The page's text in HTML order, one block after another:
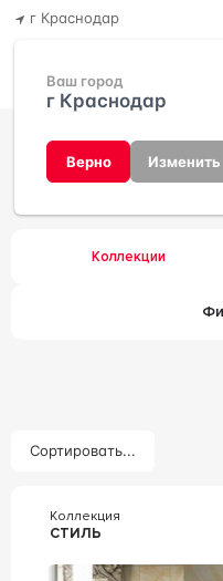
г Краснодар
Ваш город
г Краснодар
Верно Изменить
Коллекции
Сортировать...
Коллекция
СТИЛЬ